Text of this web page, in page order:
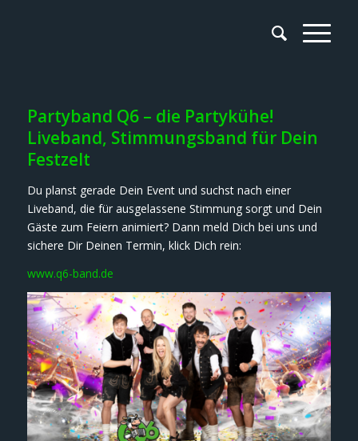
Partyband Q6 – die Partykühe!
Liveband, Stimmungsband für Dein
Festzelt
Du planst gerade Dein Event und suchst nach einer
Liveband, die für ausgelassene Stimmung sorgt und Dein
Gäste zum Feiern animiert? Dann meld Dich bei uns und
sichere Dir Deinen Termin, klick Dich rein:
www.q6-band.de